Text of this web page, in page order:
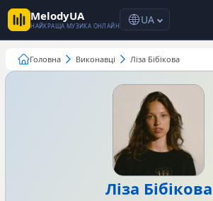
MelodyUA
НАЙКРАЩА МУЗИКА ОНЛАЙН UA
Головна Виконавці Ліза Бібікова
Ліза Бібікова